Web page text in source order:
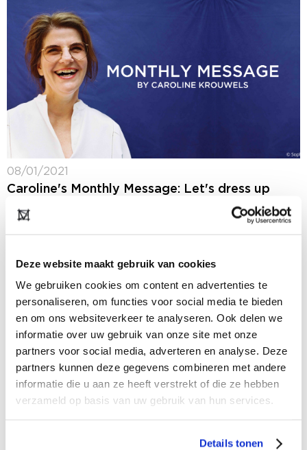
Deze website maakt gebruik van cookies
We gebruiken cookies om content en advertenties te
personaliseren, om functies voor social media te bieden
en om ons websiteverkeer te analyseren. Ook delen we
informatie over uw gebruik van onze site met onze
partners voor social media, adverteren en analyse. Deze
partners kunnen deze gegevens combineren met andere
informatie die u aan ze heeft verstrekt of die ze hebben
verzameld op basis van uw gebruik van hun services.
Details tonen
08/01/2021
Caroline's Monthly Message: Let's dress up
We stappen een nieuw jaar in, na een onwaarachtig
jogging outfits, en alleen...